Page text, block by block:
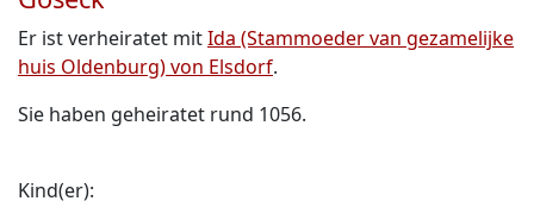
Er ist verheiratet mitIda (Stammoeder van gezamelijke
huis Oldenburg) von Elsdorf.
Sie haben geheiratet rund 1056.
Kind(er):